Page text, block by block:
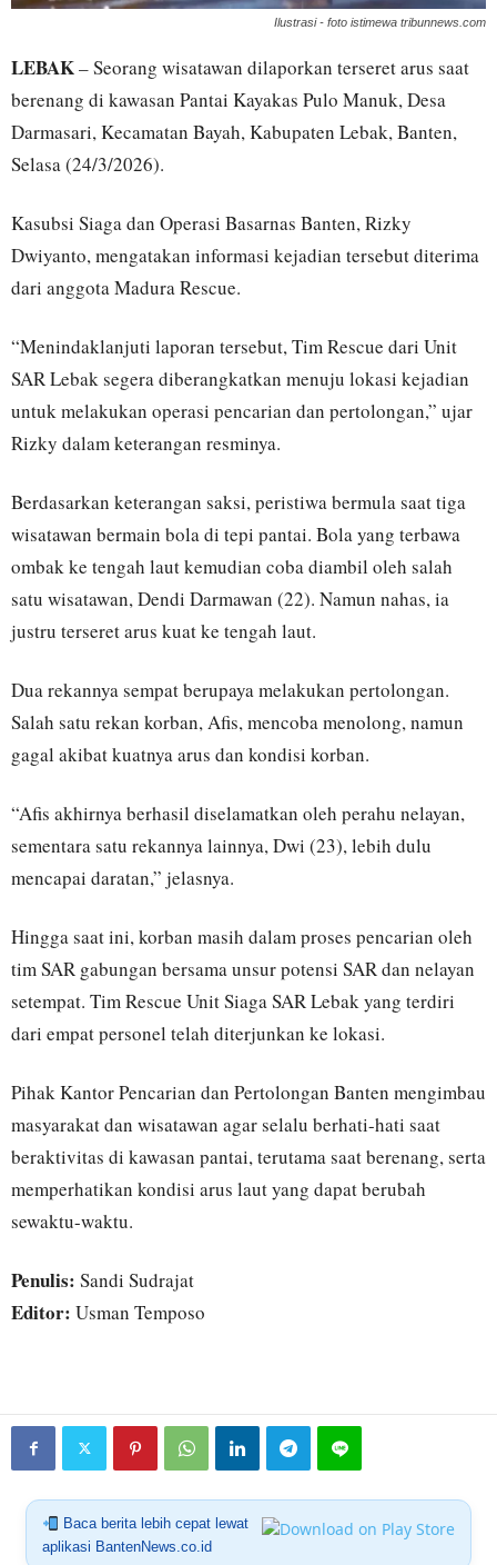
Ilustrasi - foto istimewa tribunnews.com
LEBAK– Seorang wisatawan dilaporkan terseret arus saat
berenang di kawasan Pantai Kayakas Pulo Manuk, Desa
Darmasari, Kecamatan Bayah, Kabupaten Lebak, Banten,
Selasa (24/3/2026).
Kasubsi Siaga dan Operasi Basarnas Banten, Rizky
Dwiyanto, mengatakan informasi kejadian tersebut diterima
dari anggota Madura Rescue.
“Menindaklanjuti laporan tersebut, Tim Rescue dari Unit
SAR Lebak segera diberangkatkan menuju lokasi kejadian
untuk melakukan operasi pencarian dan pertolongan,” ujar
Rizky dalam keterangan resminya.
Berdasarkan keterangan saksi, peristiwa bermula saat tiga
wisatawan bermain bola di tepi pantai. Bola yang terbawa
ombak ke tengah laut kemudian coba diambil oleh salah
satu wisatawan, Dendi Darmawan (22). Namun nahas, ia
justru terseret arus kuat ke tengah laut.
Dua rekannya sempat berupaya melakukan pertolongan.
Salah satu rekan korban, Afis, mencoba menolong, namun
gagal akibat kuatnya arus dan kondisi korban.
“Afis akhirnya berhasil diselamatkan oleh perahu nelayan,
sementara satu rekannya lainnya, Dwi (23), lebih dulu
mencapai daratan,” jelasnya.
Hingga saat ini, korban masih dalam proses pencarian oleh
tim SAR gabungan bersama unsur potensi SAR dan nelayan
setempat. Tim Rescue Unit Siaga SAR Lebak yang terdiri
dari empat personel telah diterjunkan ke lokasi.
Pihak Kantor Pencarian dan Pertolongan Banten mengimbau
masyarakat dan wisatawan agar selalu berhati-hati saat
beraktivitas di kawasan pantai, terutama saat berenang, serta
memperhatikan kondisi arus laut yang dapat berubah
sewaktu-waktu.
Penulis: Sandi Sudrajat
Editor: Usman Temposo
Baca berita lebih cepat lewat
aplikasi BantenNews.co.id